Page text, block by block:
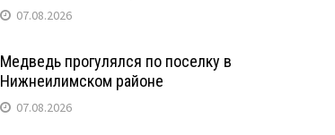
07.08.2026
Медведь прогулялся по поселку в
Нижнеилимском районе
07.08.2026